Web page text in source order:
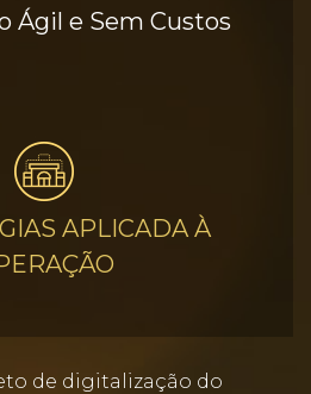
Ágil e Sem Custos
APLICADA À
de digitalização do